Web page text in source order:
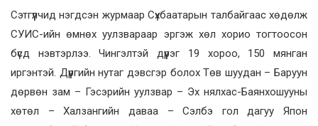
Сэтгүүлчид нэгдсэн журмаар Сүхбаатарын талбайгаас хөдөлж
СУИС-ийн өмнөх уулзвараар эргэж хөл хорио тогтоосон
бүсд нэвтэрлээ. Чингэлтэй дүүрэг 19 хороо, 150 мянган
иргэнтэй. Дүүргийн нутаг дэвсгэр болох Төв шуудан – Баруун
дөрвөн зам – Гэсэрийн уулзвар – Эх нялхас-Баянхошууны
хөтөл – Халзангийн даваа – Сэлбэ гол дагуу Япон